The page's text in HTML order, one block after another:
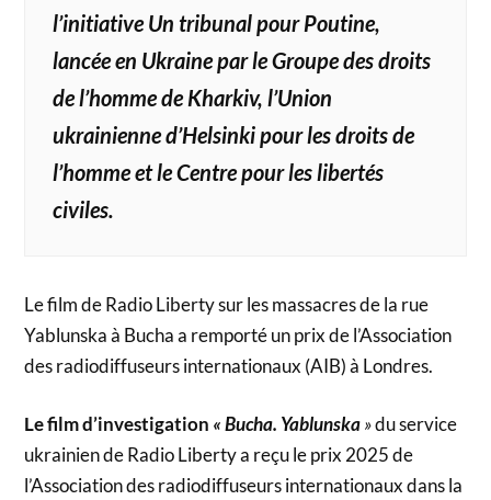
l’initiative Un tribunal pour Poutine,
lancée en Ukraine par le Groupe des droits
de l’homme de Kharkiv, l’Union
ukrainienne d’Helsinki pour les droits de
l’homme et le Centre pour les libertés
civiles.
Le film de Radio Liberty sur les massacres de la rue
Yablunska à Bucha a remporté un prix de l’Association
des radiodiffuseurs internationaux (AIB) à Londres.
Le film d’investigation « Bucha. Yablunska»du service
ukrainien de Radio Liberty a reçu le prix 2025 de
l’Association des radiodiffuseurs internationaux dans la